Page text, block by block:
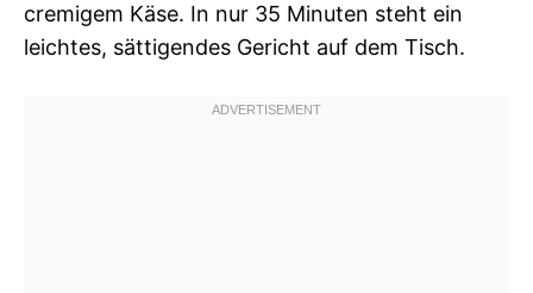
cremigem Käse. In nur 35 Minuten steht ein
leichtes, sättigendes Gericht auf dem Tisch.